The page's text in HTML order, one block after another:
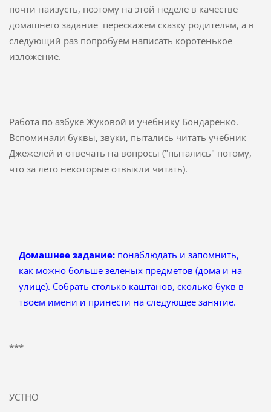
почти наизусть, поэтому на этой неделе в качестве
домашнего задание перескажем сказку родителям, а в
следующий раз попробуем написать коротенькое
изложение.
Работа по азбуке Жуковой и учебнику Бондаренко.
Вспоминали буквы, звуки, пытались читать учебник
Джежелей и отвечать на вопросы ("пытались" потому,
что за лето некоторые отвыкли читать).
Домашнее задание:понаблюдать и запомнить,
как можно больше зеленых предметов (дома и на
улице). Собрать столько каштанов, сколько букв в
твоем имени и принести на следующее занятие.
***
УСТНО